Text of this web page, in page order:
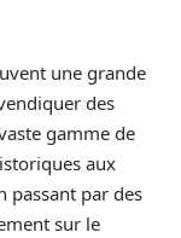
une grande
des
gamme de
aux
passant par des
sur le